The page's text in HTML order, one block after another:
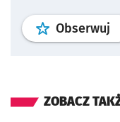
Obserwuj
ZOBACZ